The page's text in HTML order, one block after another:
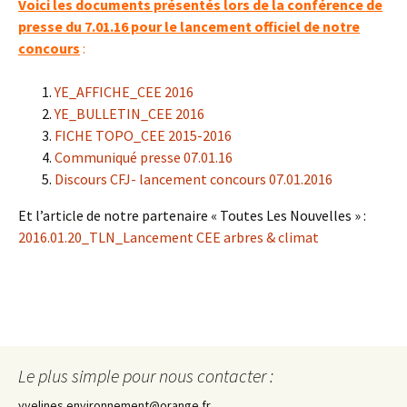
Voici les documents présentés lors de la conférence de
presse du 7.01.16 pour le lancement officiel de notre
concours :
YE_AFFICHE_CEE 2016
YE_BULLETIN_CEE 2016
FICHE TOPO_CEE 2015-2016
Communiqué presse 07.01.16
Discours CFJ- lancement concours 07.01.2016
Et l’article de notre partenaire « Toutes Les Nouvelles » :
2016.01.20_TLN_Lancement CEE arbres & climat
Le plus simple pour nous contacter :